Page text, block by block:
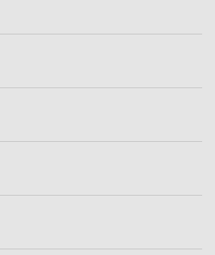
wnętrz
temu będzie pasować
i nawet pomimo
sprawi, że ściany będą
matowe wykończenie